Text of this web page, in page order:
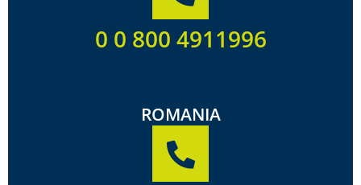
0 0 800 4911996
ROMANIA